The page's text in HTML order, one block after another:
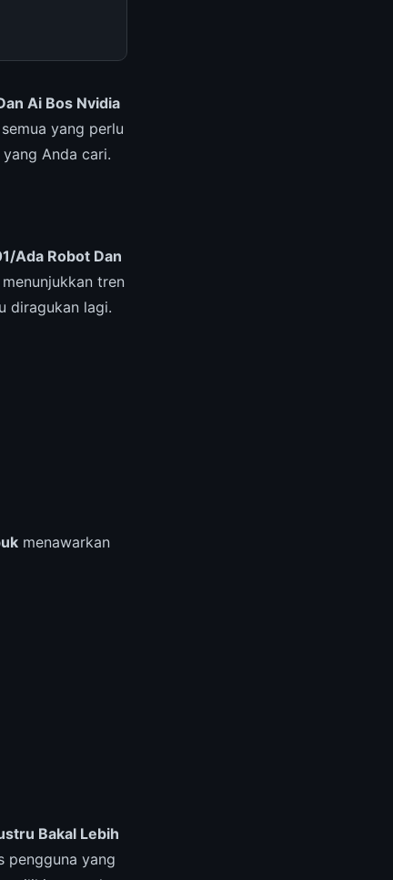
Ai Bos Nvidia
yang perlu
Anda cari.
Ada Robot Dan
tren
diragukan lagi.
menawarkan
Bakal Lebih
pengguna yang